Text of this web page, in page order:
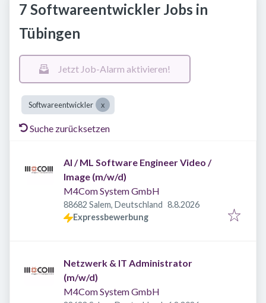
7 Softwareentwickler Jobs in
Tübingen
Jetzt Job-Alarm aktivieren!
Softwareentwickler
Suche zurücksetzen
AI / ML Software Engineer Video /
Image (m/w/d)
M4Com System GmbH
88682 Salem, Deutschland Veröffentlicht
8.8.2026
Expressbewerbung
Netzwerk & IT Administrator
(m/w/d)
M4Com System GmbH